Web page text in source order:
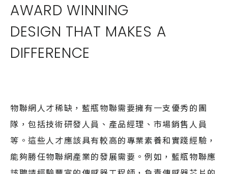
AWARD WINNING
DESIGN THAT MAKES A
DIFFERENCE
物聯網人才稀缺，藍瓶物聯需要擁有一支優秀的團
隊，包括技術研發人員、產品經理、市場銷售人員
等。這些人才應該具有較高的專業素養和實踐經驗，
能夠勝任物聯網產業的發展需要。例如，藍瓶物聯應